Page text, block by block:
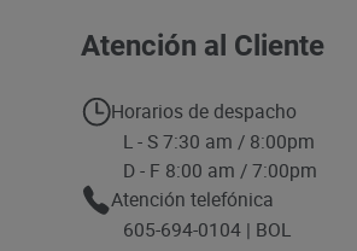
Atención al Cliente
Horarios de despacho
L - S 7:30 am / 8:00pm
D - F 8:00 am / 7:00pm
Atención telefónica
605-694-0104 | BOL